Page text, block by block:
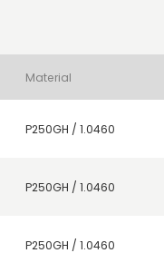
Material
P250GH / 1.0460
P250GH / 1.0460
P250GH / 1.0460